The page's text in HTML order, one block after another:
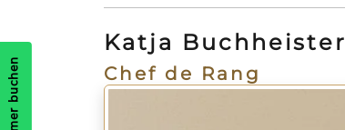
Katja Buchheister
Chef de Rang
Zimmer buchen